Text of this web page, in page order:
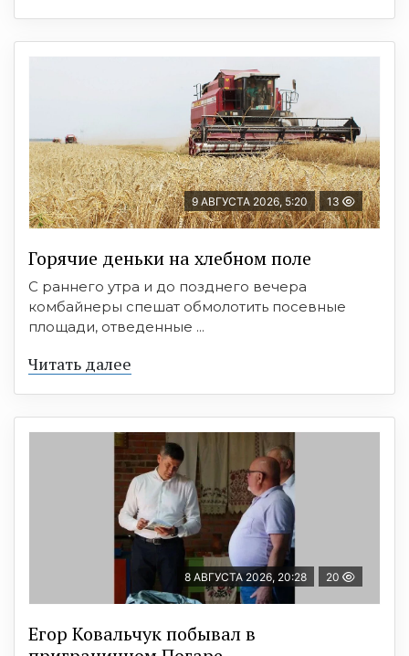
9 АВГУСТА 2026, 5:20 13
Горячие деньки на хлебном поле
С раннего утра и до позднего вечера
комбайнеры спешат обмолотить посевные
площади, отведенные ...
Читать далее
8 АВГУСТА 2026, 20:28 20
Егор Ковальчук побывал в